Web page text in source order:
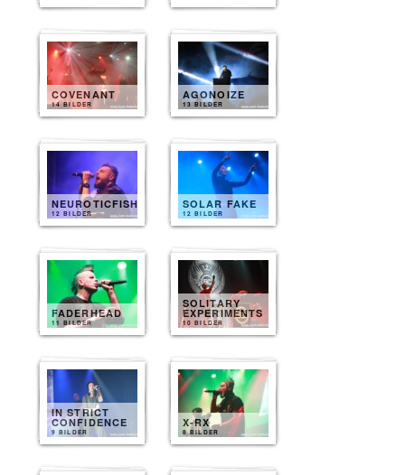
COVENANT
14 BILDER
AGONOIZE
13 BILDER
NEUROTICFISH
12 BILDER
SOLAR FAKE
12 BILDER
FADERHEAD
11 BILDER
SOLITARY
EXPERIMENTS
10 BILDER
IN STRICT
CONFIDENCE
9 BILDER
X-RX
8 BILDER